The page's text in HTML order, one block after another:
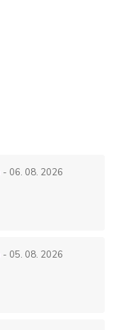
- 06. 08. 2026
- 05. 08. 2026